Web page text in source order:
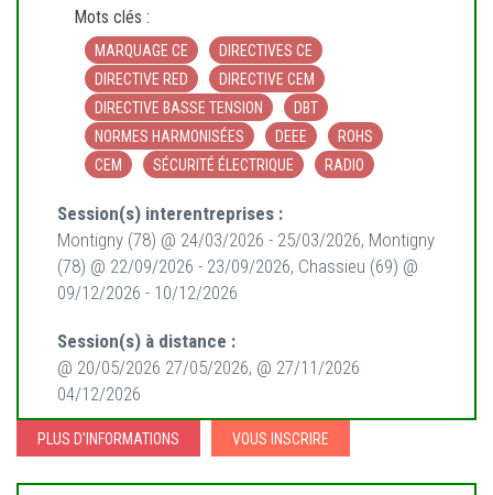
Mots clés :
MARQUAGE CE
DIRECTIVES CE
DIRECTIVE RED
DIRECTIVE CEM
DIRECTIVE BASSE TENSION
DBT
NORMES HARMONISÉES
DEEE
ROHS
CEM
SÉCURITÉ ÉLECTRIQUE RADIO
Session(s) interentreprises :
Montigny (78) @ 24/03/2026 - 25/03/2026, Montigny
(78) @ 22/09/2026 - 23/09/2026, Chassieu (69) @
09/12/2026 - 10/12/2026
Session(s) à distance :
@ 20/05/2026 27/05/2026, @ 27/11/2026
04/12/2026
PLUS D'INFORMATIONS VOUS INSCRIRE